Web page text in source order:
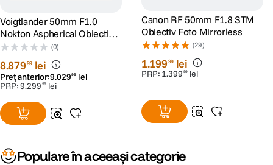
Voigtlander 50mm F1.0
Nokton Aspherical Obiectiv
Foto Mirrorless Montura
Canon RF
(0)
8.87999 lei
Preț anterior:9.02999 lei
PRP:9.299 99 lei
Canon RF 50mm F1.8 STM
Obiectiv Foto Mirrorless
(29)
1.19999 lei
PRP: 1.399 99 lei
Populare în aceeași categorie